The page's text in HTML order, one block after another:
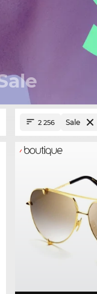
2 256 Sale